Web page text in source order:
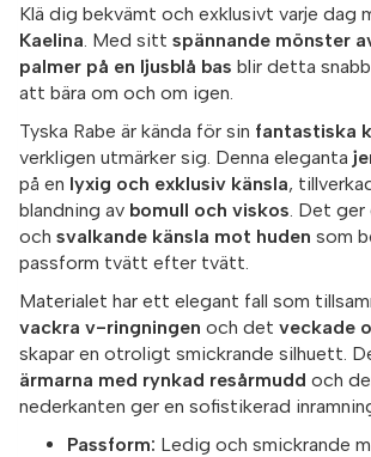
Klä dig bekvämt och exklusivt varje dag
Kaelina . Med sitt spännande mönster
palmer på en ljusblå bas blir detta
att bära om och om igen.
Tyska Rabe är kända för sin fantastiska
verkligen utmärker sig. Denna eleganta
på en lyxig och exklusiv känsla,
blandning av bomull och viskos . Det
och svalkande känsla mot huden som
passform tvätt efter tvätt.
Materialet har ett elegant fall som
vackra v-ringningen och det veckade
skapar en otroligt smickrande silhuett.
ärmarna med rynkad resårmudd och
nederkanten ger en sofistikerad
Passform: Ledig och smickrande